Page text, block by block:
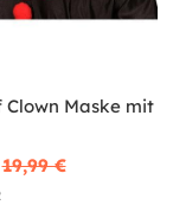
Clown Maske mit
19,99 €